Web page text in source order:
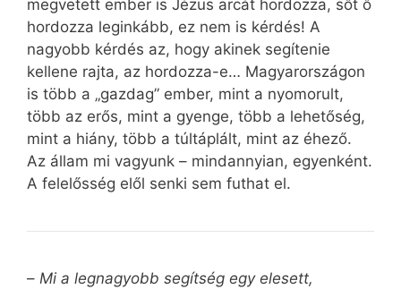
megvetett ember is Jézus arcát hordozza, sőt ő
hordozza leginkább, ez nem is kérdés! A
nagyobb kérdés az, hogy akinek segítenie
kellene rajta, az hordozza-e… Magyarországon
is több a „gazdag” ember, mint a nyomorult,
több az erős, mint a gyenge, több a lehetőség,
mint a hiány, több a túltáplált, mint az éhező.
Az állam mi vagyunk – mindannyian, egyenként.
A felelősség elől senki sem futhat el.
– Mi a legnagyobb segítség egy elesett,